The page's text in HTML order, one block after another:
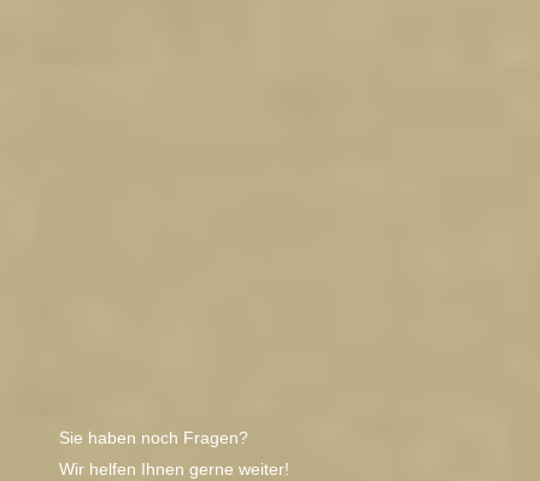
Sie haben noch Fragen?
Wir helfen Ihnen gerne weiter!